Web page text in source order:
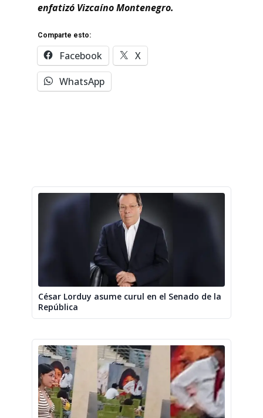
enfatizó Vizcaíno Montenegro.
Comparte esto:
Facebook
X
WhatsApp
César Lorduy asume curul en el Senado de la
República